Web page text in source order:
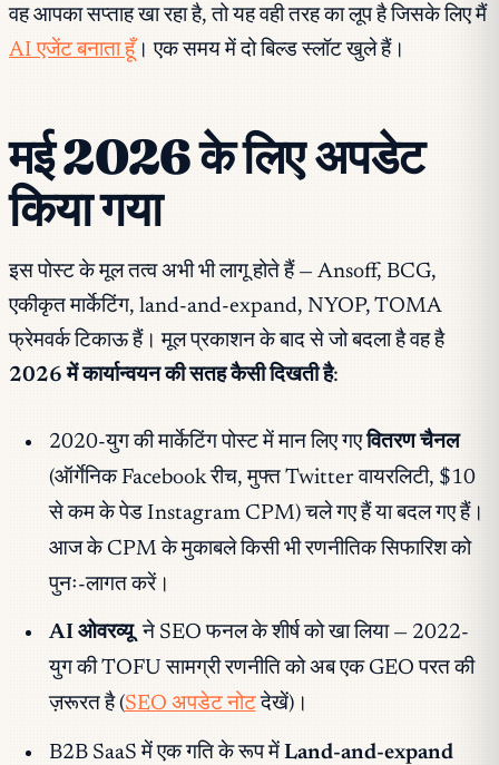
वह आपका सप्ताह खा रहा है, तो यह वही तरह का लूप है जिसके लिए मैं
AI एजेंट बनाता हूँ। एक समय में दो बिल्ड स्लॉट खुले हैं।
मई 2026 के लिए अपडेट
किया गया
इस पोस्ट के मूल तत्व अभी भी लागू होते हैं — Ansoff, BCG,
एकीकृत मार्केटिंग, land-and-expand, NYOP, TOMA
फ्रेमवर्क टिकाऊ हैं। मूल प्रकाशन के बाद से जो बदला है वह है
2026 में कार्यान्वयन की सतह कैसी दिखती है:
2020-युग की मार्केटिंग पोस्ट में मान लिए गएवितरण चैनल
(ऑर्गेनिक Facebook रीच, मुफ्त Twitter वायरलिटी, $10
से कम के पेड Instagram CPM) चले गए हैं या बदल गए हैं।
आज के CPM के मुकाबले किसी भी रणनीतिक सिफारिश को
पुनः-लागत करें।
AI ओवरव्यू ने SEO फनल के शीर्ष को खा लिया — 2022-
युग की TOFU सामग्री रणनीति को अब एक GEO परत की
ज़रूरत है (SEO अपडेट नोटदेखें)।
B2B SaaS में एक गति के रूप में Land-and-expand